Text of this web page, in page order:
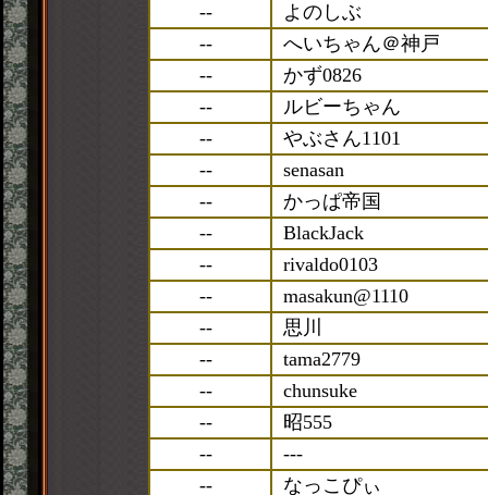
--
よのしぶ
--
へいちゃん＠神戸
--
かず0826
--
ルビーちゃん
--
やぶさん1101
--
senasan
--
かっぱ帝国
--
BlackJack
--
rivaldo0103
--
masakun@1110
--
思川
--
tama2779
--
chunsuke
--
昭555
--
---
--
なっこぴぃ